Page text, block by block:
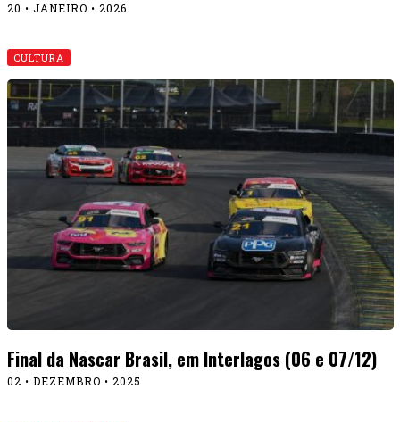
20 • JANEIRO • 2026
CULTURA
Final da Nascar Brasil, em Interlagos (06 e 07/12)
02 • DEZEMBRO • 2025